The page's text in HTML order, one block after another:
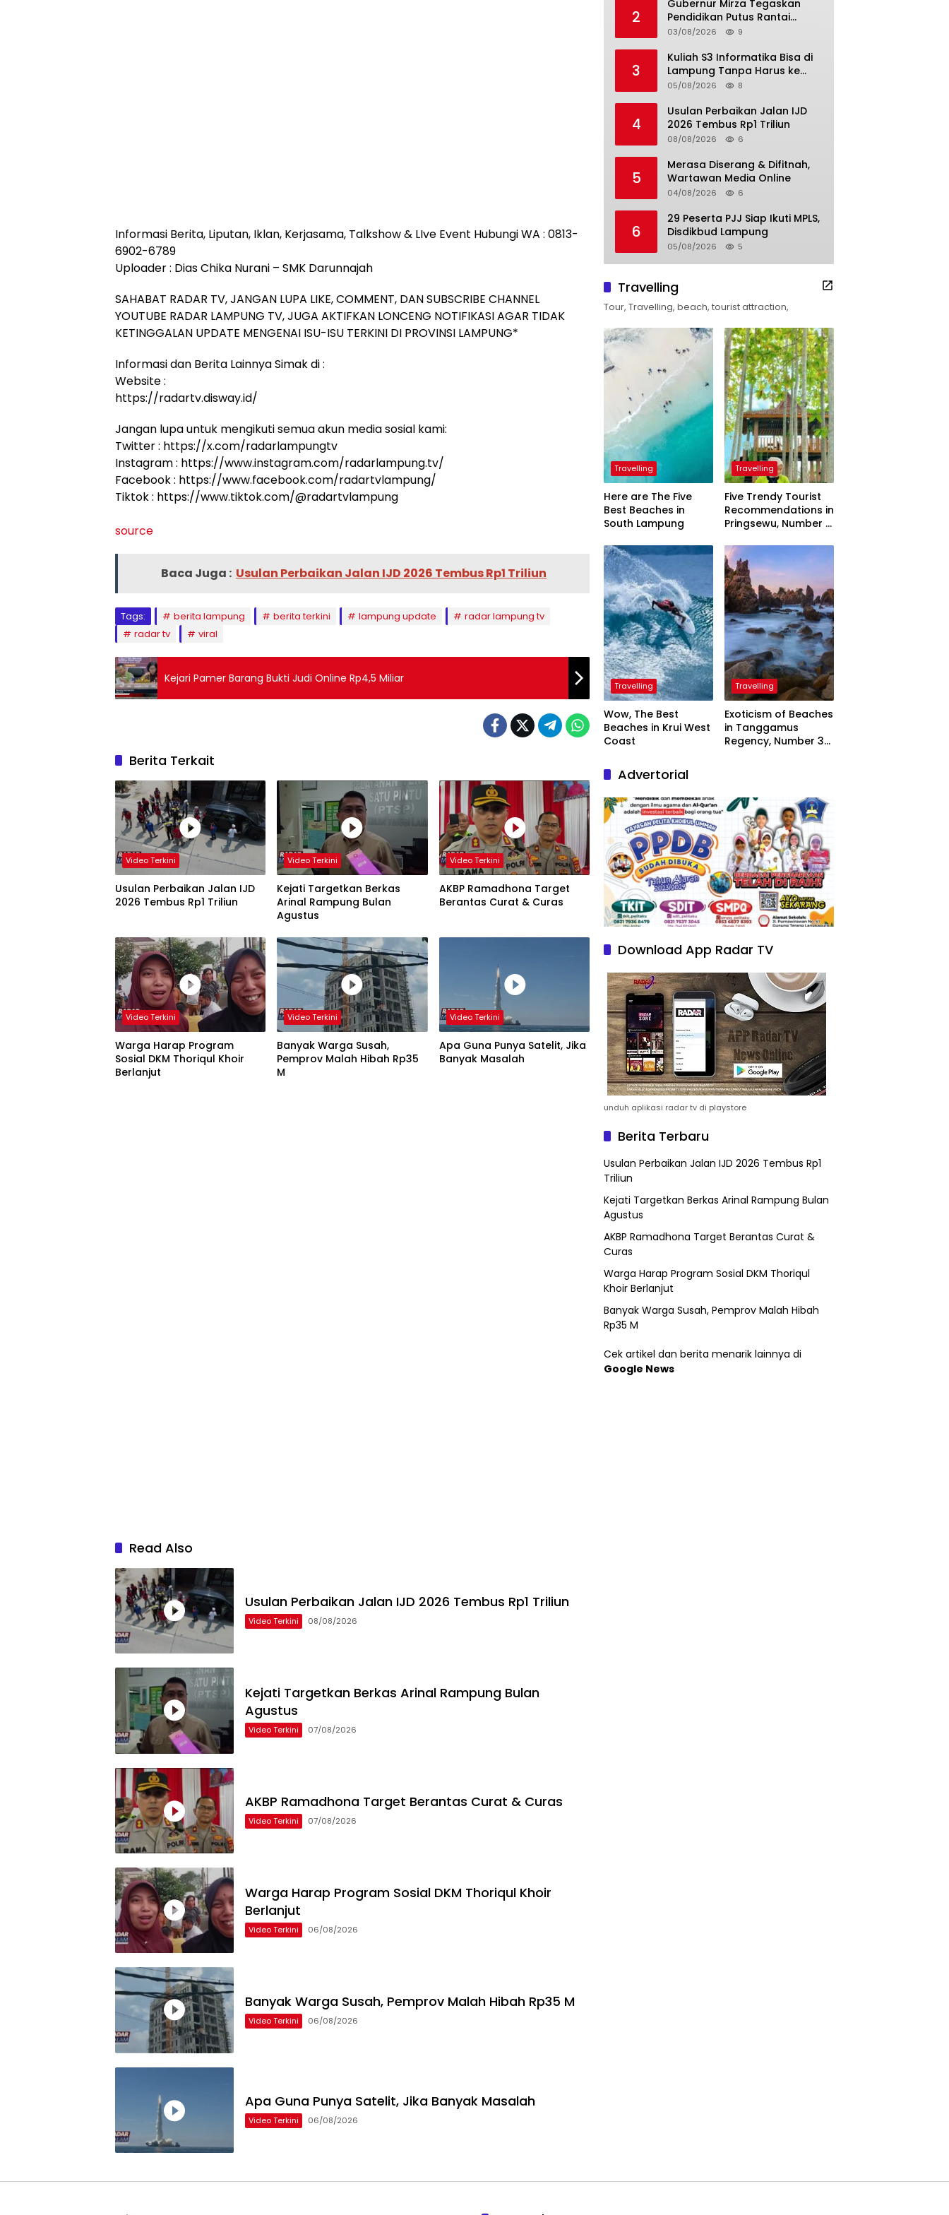
Informasi Berita, Liputan, Iklan, Kerjasama, Talkshow & LIve Event Hubungi WA : 0813-
6902-6789
Uploader : Dias Chika Nurani – SMK Darunnajah
SAHABAT RADAR TV, JANGAN LUPA LIKE, COMMENT, DAN SUBSCRIBE CHANNEL
YOUTUBE RADAR LAMPUNG TV, JUGA AKTIFKAN LONCENG NOTIFIKASI AGAR TIDAK
KETINGGALAN UPDATE MENGENAI ISU-ISU TERKINI DI PROVINSI LAMPUNG*
Informasi dan Berita Lainnya Simak di :
Website :
https://radartv.disway.id/
Jangan lupa untuk mengikuti semua akun media sosial kami:
Twitter : https://x.com/radarlampungtv
Instagram : https://www.instagram.com/radarlampung.tv/
Facebook : https://www.facebook.com/radartvlampung/
Tiktok : https://www.tiktok.com/@radartvlampung
source
Baca Juga : Usulan Perbaikan Jalan IJD 2026 Tembus Rp1 Triliun
Tags: berita lampung berita terkini lampung update
radar lampung tv
radar tv
viral
Kejari Pamer Barang Bukti Judi Online Rp4,5 Miliar
Berita Terkait
Video Terkini
Usulan Perbaikan Jalan IJD
2026 Tembus Rp1 Triliun
Video Terkini
Kejati Targetkan Berkas
Arinal Rampung Bulan
Agustus
Video Terkini
AKBP Ramadhona Target
Berantas Curat & Curas
Video Terkini
Warga Harap Program
Sosial DKM Thoriqul Khoir
Berlanjut
Video Terkini
Banyak Warga Susah,
Pemprov Malah Hibah Rp35
M
Video Terkini
Apa Guna Punya Satelit, Jika
Banyak Masalah
Read Also
Usulan Perbaikan Jalan IJD 2026 Tembus Rp1 Triliun
Video Terkini 08/08/2026
Kejati Targetkan Berkas Arinal Rampung Bulan
Agustus
Video Terkini 07/08/2026
AKBP Ramadhona Target Berantas Curat & Curas
Video Terkini 07/08/2026
Warga Harap Program Sosial DKM Thoriqul Khoir
Berlanjut
Video Terkini 06/08/2026
Banyak Warga Susah, Pemprov Malah Hibah Rp35 M
Video Terkini 06/08/2026
Apa Guna Punya Satelit, Jika Banyak Masalah
Video Terkini 06/08/2026
2
Gubernur Mirza Tegaskan
Pendidikan Putus Rantai
Kemiskinan
03/08/2026 9
3
Kuliah S3 Informatika Bisa di
Lampung Tanpa Harus ke
Luar Daerah
05/08/2026 8
4
Usulan Perbaikan Jalan IJD
2026 Tembus Rp1 Triliun
08/08/2026 6
5
Merasa Diserang & Difitnah,
Wartawan Media Online
04/08/2026 6
6
29 Peserta PJJ Siap Ikuti MPLS,
Disdikbud Lampung
05/08/2026 5
Travelling
Tour, Travelling, beach, tourist attraction,
Travelling
Here are The Five
Best Beaches in
South Lampung
Travelling
Five Trendy Tourist
Recommendations in
Pringsewu, Number 3
President
Travelling
Wow, The Best
Beaches in Krui West
Coast
Travelling
Exoticism of Beaches
in Tanggamus
Regency, Number 3
Advertorial
Download App Radar TV
unduh aplikasi radar tv di playstore
Berita Terbaru
Usulan Perbaikan Jalan IJD 2026 Tembus Rp1
Triliun
Kejati Targetkan Berkas Arinal Rampung Bulan
Agustus
AKBP Ramadhona Target Berantas Curat &
Curas
Warga Harap Program Sosial DKM Thoriqul
Khoir Berlanjut
Banyak Warga Susah, Pemprov Malah Hibah
Rp35 M
Cek artikel dan berita menarik lainnya di
Google News